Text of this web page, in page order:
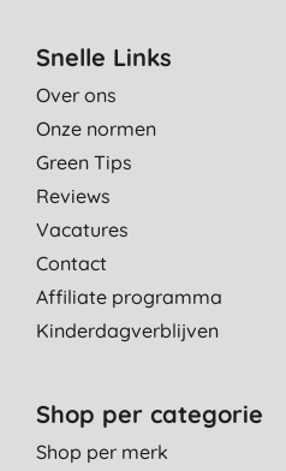
Snelle Links
Over ons
Onze normen
Green Tips
Reviews
Vacatures
Contact
Affiliate programma
Kinderdagverblijven
Shop per categorie
Shop per merk